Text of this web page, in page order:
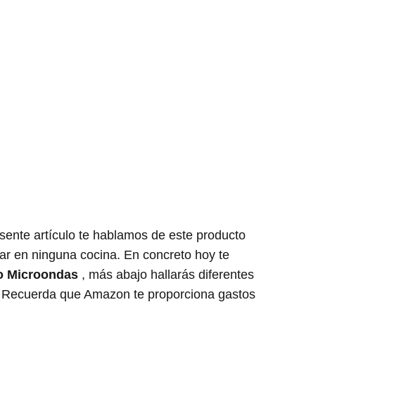
artículo te hablamos de este producto
en ninguna cocina. En concreto hoy te
Microondas , más abajo hallarás diferentes
que Amazon te proporciona gastos